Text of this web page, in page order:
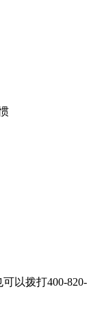
以拨打400-820-